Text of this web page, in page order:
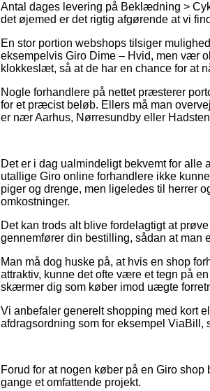
Antal dages levering på Beklædning >
det øjemed er det rigtig afgørende at vi
En stor portion webshops tilsiger
eksempelvis Giro Dime – Hvid, men vær
klokkeslæt, så at de har en chance for at
Nogle forhandlere på nettet præsterer
for et præcist beløb. Ellers må man
er nær Aarhus, Nørresundby eller
Det er i dag ualmindeligt bekvemt for alle
utallige Giro online forhandlere ikke
piger og drenge, men ligeledes til herrer
omkostninger.
Det kan trods alt blive fordelagtigt at
gennemfører din bestilling, sådan at man
Man må dog huske på, at hvis en shop
attraktiv, kunne det ofte være et tegn på
skærmer dig som køber imod uægte
Vi anbefaler generelt shopping med kort
afdragsordning som for eksempel
Forud for at nogen køber på en Giro
gange et omfattende projekt.